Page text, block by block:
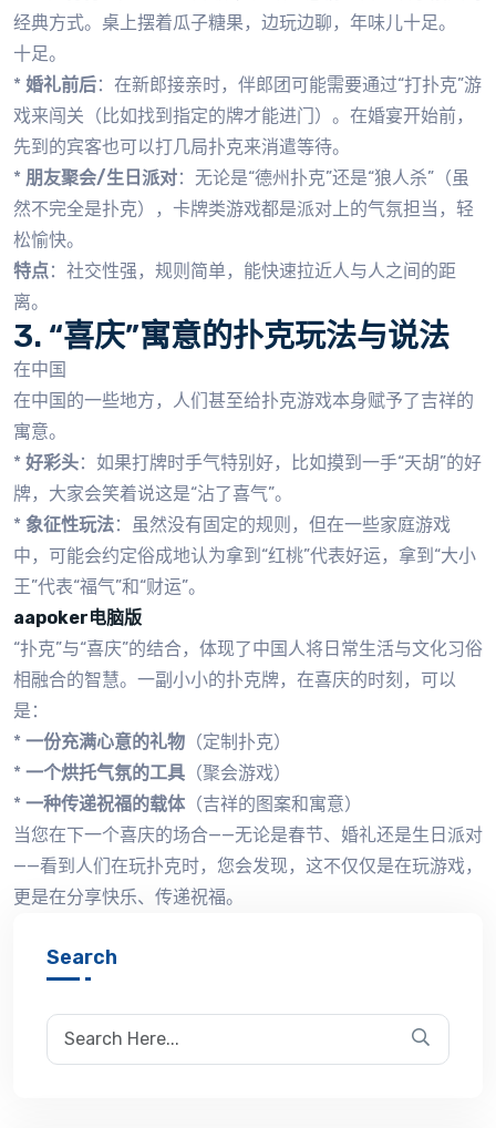
经典方式。桌上摆着瓜子糖果，边玩边聊，年味儿十足。
十足。
* 婚礼前后：在新郎接亲时，伴郎团可能需要通过“打扑克”游
戏来闯关（比如找到指定的牌才能进门）。在婚宴开始前，
先到的宾客也可以打几局扑克来消遣等待。
* 朋友聚会/生日派对：无论是“德州扑克”还是“狼人杀”（虽
然不完全是扑克），卡牌类游戏都是派对上的气氛担当，轻
松愉快。
特点：社交性强，规则简单，能快速拉近人与人之间的距
离。
3. “喜庆”寓意的扑克玩法与说法
在中国
在中国的一些地方，人们甚至给扑克游戏本身赋予了吉祥的
寓意。
* 好彩头：如果打牌时手气特别好，比如摸到一手“天胡”的好
牌，大家会笑着说这是“沾了喜气”。
* 象征性玩法：虽然没有固定的规则，但在一些家庭游戏
中，可能会约定俗成地认为拿到“红桃”代表好运，拿到“大小
王”代表“福气”和“财运”。
aapoker电脑版
“扑克”与“喜庆”的结合，体现了中国人将日常生活与文化习俗
相融合的智慧。一副小小的扑克牌，在喜庆的时刻，可以
是：
* 一份充满心意的礼物 （定制扑克）
* 一个烘托气氛的工具 （聚会游戏）
* 一种传递祝福的载体 （吉祥的图案和寓意）
当您在下一个喜庆的场合——无论是春节、婚礼还是生日派对
——看到人们在玩扑克时，您会发现，这不仅仅是在玩游戏，
更是在分享快乐、传递祝福。
Search